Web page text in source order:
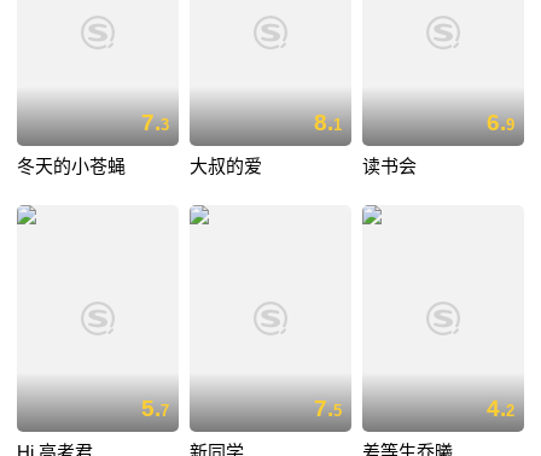
7.3
冬天的小苍蝇
8.1
大叔的爱
6.9
读书会
5.7 7.5 4.2